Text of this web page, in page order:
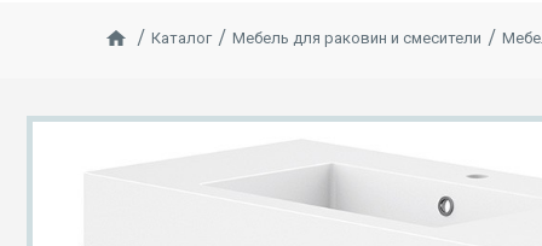
Каталог Мебель для раковин и смесители